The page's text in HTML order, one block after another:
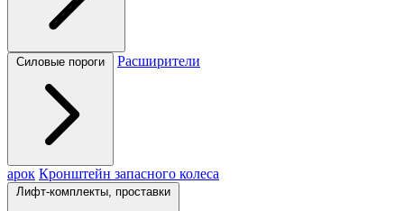
Силовые пороги Расширители
арок Кронштейн запасного колеса
Лифт-комплекты, проставки